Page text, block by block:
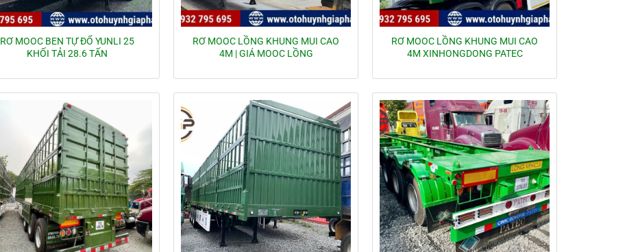
RƠ MOOC BEN TỰ ĐỔ YUNLI 25
KHỐI TẢI 28.6 TẤN
RƠ MOOC LỒNG KHUNG MUI CAO
4M | GIÁ MOOC LỒNG
RƠ MOOC LỒNG KHUNG MUI CAO
4M XINHONGDONG PATEC